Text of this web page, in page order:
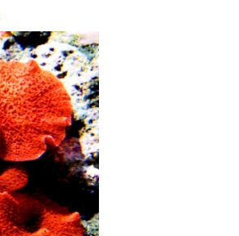
Canthigaster valentini